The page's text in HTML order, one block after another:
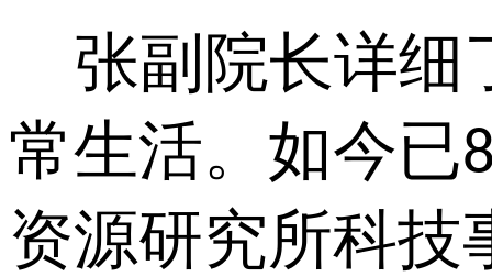
张副院长详细
常生活。如今已
资源研究所科技